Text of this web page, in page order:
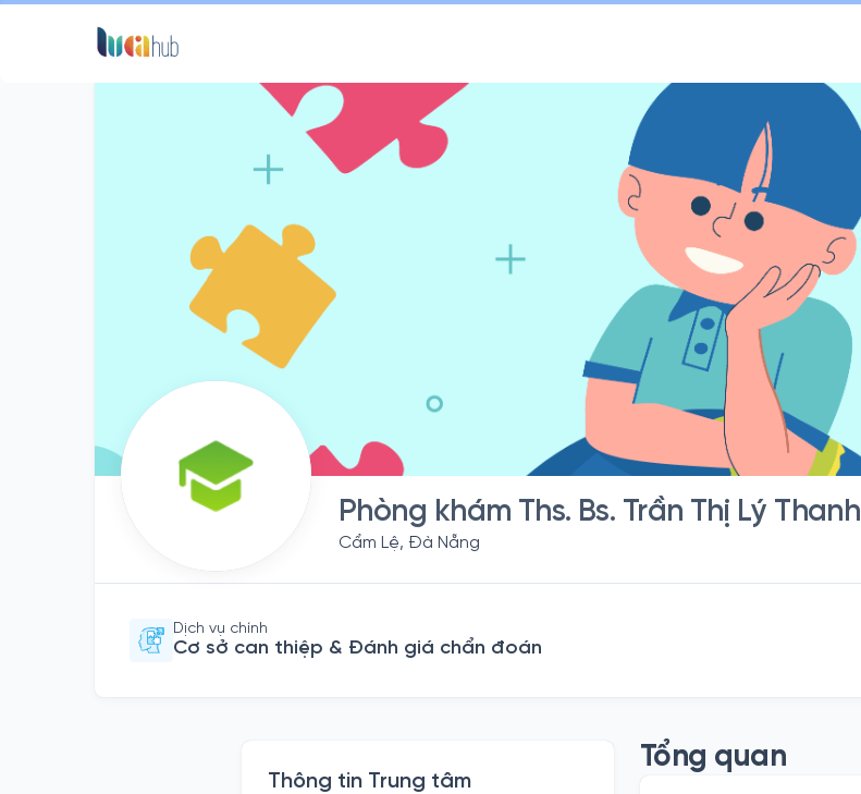
Phòng khám Ths. Bs. Trần Thị Lý Thanh
Cẩm Lệ, Đà Nẵng
Dịch vụ chính
Cơ sở can thiệp & Đánh giá chẩn đoán
Thông tin Trung tâm
Tổng quan